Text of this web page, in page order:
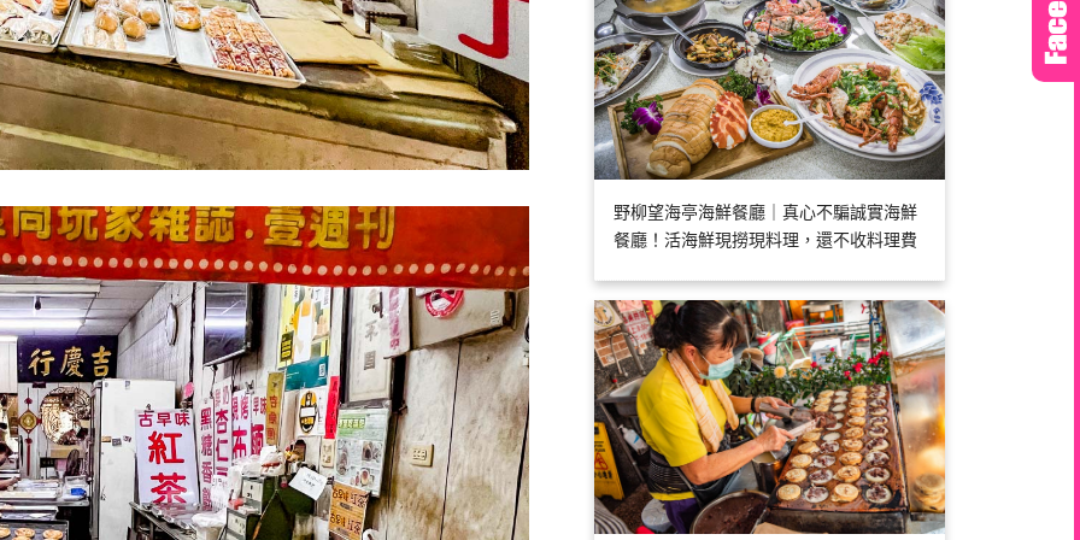
野柳望海亭海鮮餐廳｜真心不騙誠實海鮮
餐廳！活海鮮現撈現料理，還不收料理費